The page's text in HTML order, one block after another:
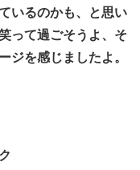
いるのかも、と思い
って過ごそうよ、そ
ジを感じましたよ。